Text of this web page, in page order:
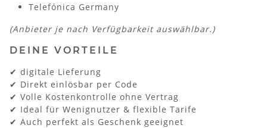
Telefónica Germany
(Anbieter je nach Verfügbarkeit auswählbar.)
DEINE VORTEILE
✔ digitale Lieferung
✔ Direkt einlösbar per Code
✔ Volle Kostenkontrolle ohne Vertrag
✔ Ideal für Wenignutzer & flexible Tarife
✔ Auch perfekt als Geschenk geeignet